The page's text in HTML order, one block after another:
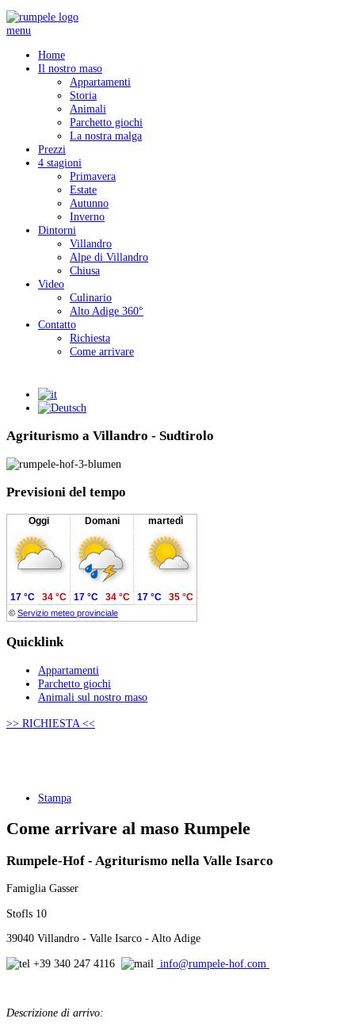
menu
Home
Il nostro maso
Appartamenti
Storia
Animali
Parchetto giochi
La nostra malga
Prezzi
4 stagioni
Primavera
Estate
Autunno
Inverno
Dintorni
Villandro
Alpe di Villandro
Chiusa
Video
Culinario
Alto Adige 360°
Contatto
Richiesta
Come arrivare
Agriturismo a Villandro - Sudtirolo
Previsioni del tempo
Oggi Domani martedì
© Servizio meteo provinciale
17 °C 34 °C 17 °C 34 °C 17 °C 35 °C
Quicklink
Appartamenti
Parchetto giochi
Animali sul nostro maso
>> RICHIESTA <<
Stampa
Come arrivare al maso Rumpele
Rumpele-Hof - Agriturismo nella Valle Isarco
Famiglia Gasser
Stofls 10
39040 Villandro - Valle Isarco - Alto Adige
+39 340 247 4116
info@rumpele-hof.com
Descrizione di arrivo: